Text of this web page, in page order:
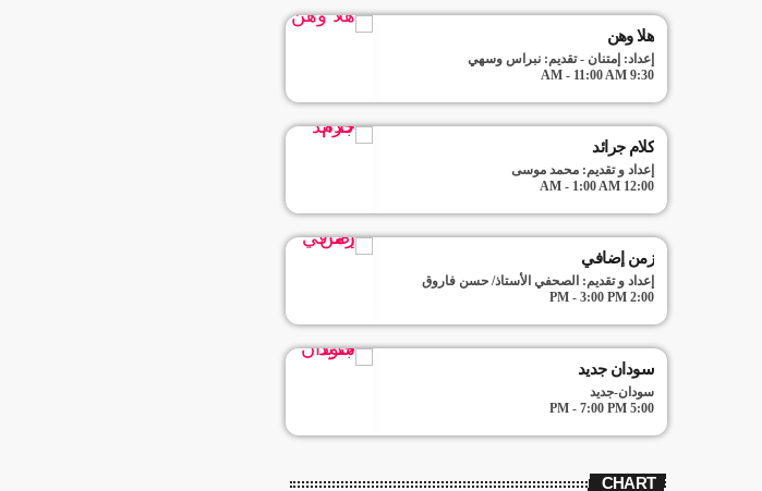
هلا وهن
إعداد: إمتنان - تقديم: نبراس وسهي
9:30 AM - 11:00 AM
كلام جرائد
إعداد و تقديم: محمد موسى
12:00 AM - 1:00 AM
زمن إضافي
إعداد و تقديم: الصحفي الأستاذ/ حسن فاروق
2:00 PM - 3:00 PM
سودان جديد
سودان-جديد
5:00 PM - 7:00 PM
CHART